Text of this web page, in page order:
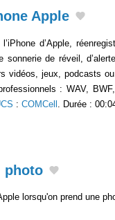
Apple
d’Apple,
sonnerie de réveil,
vidéos, jeux, podcasts
: WAV,
: COMCell . Durée :
photo
lorsqu'on prend une